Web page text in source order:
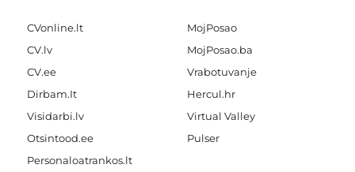
CVonline.lt
CV.lv
CV.ee
Dirbam.It
Visidarbi.lv
Otsintood.ee
Personaloatrankos.lt
MojPosao
MojPosao.ba
Vrabotuvanje
Hercul.hr
Virtual Valley
Pulser